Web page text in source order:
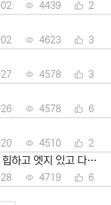
4439 2
4623 3
4578 3
4578 6
4510 2
하고 엣지 있고 다채
4719 6